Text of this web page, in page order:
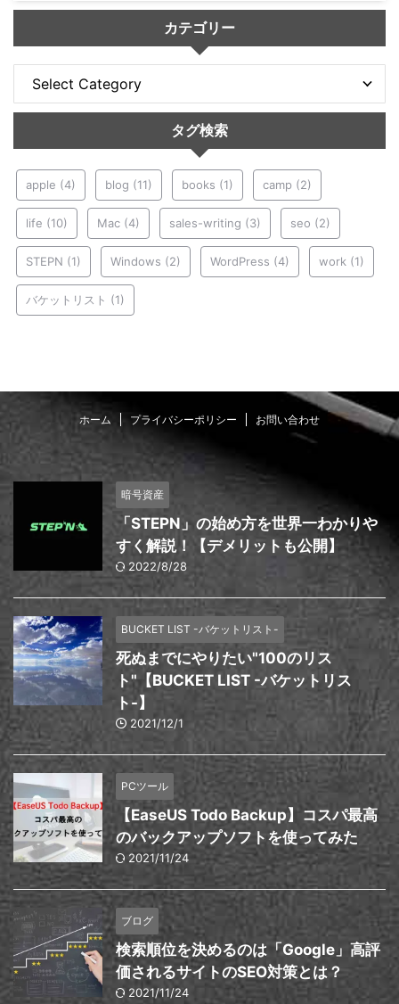
カテゴリー
タグ検索
apple (4) blog (11) books (1) camp (2)
life (10) Mac (4) sales-writing (3) seo (2)
STEPN (1) Windows (2) WordPress (4) work (1)
バケットリスト (1)
ホーム プライバシーポリシー お問い合わせ
暗号資産
「STEPN」の始め方を世界一わかりや
すく解説！【デメリットも公開】
2022/8/28
BUCKET LIST -バケットリスト-
死ぬまでにやりたい"100のリス
ト"【BUCKET LIST -バケットリス
ト-】
2021/12/1
PCツール
【EaseUS Todo Backup】コスパ最高
のバックアップソフトを使ってみた
2021/11/24
ブログ
検索順位を決めるのは「Google」高評
価されるサイトのSEO対策とは？
2021/11/24